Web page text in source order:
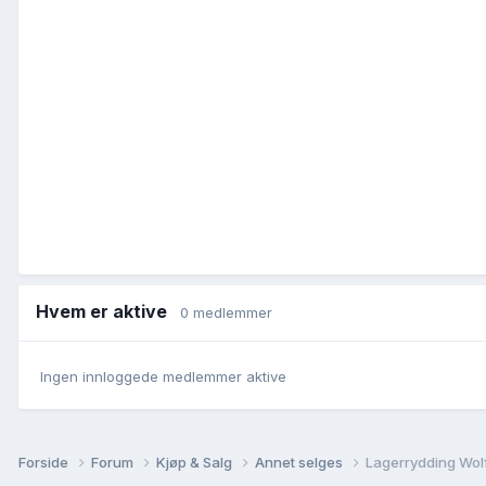
Hvem er aktive 0 medlemmer
Ingen innloggede medlemmer aktive
Forside Forum Kjøp & Salg Annet selges Lagerrydding